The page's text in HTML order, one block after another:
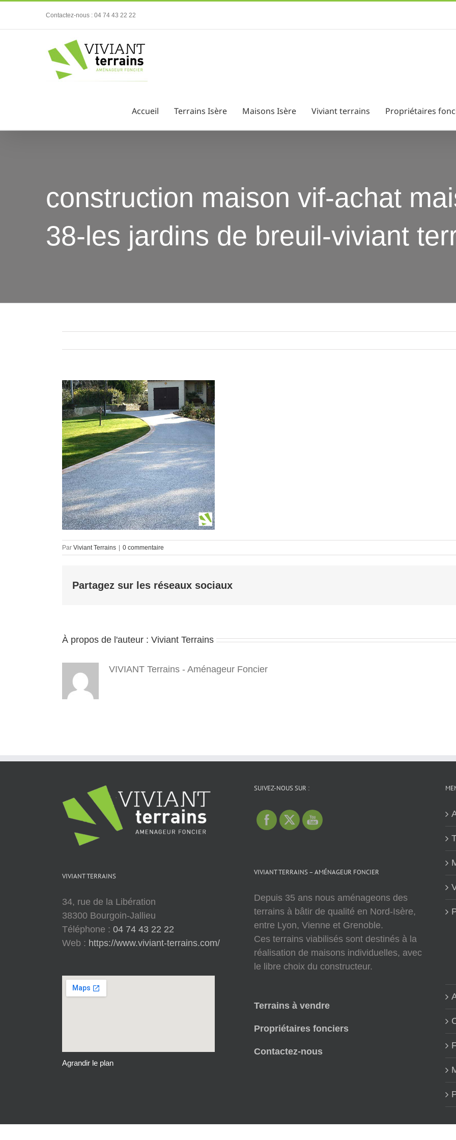
Contactez-nous : 04 74 43 22 22
Accueil Terrains Isère Maisons Isère Viviant terrains Propriétaires
construction maison vif-achat
38-les jardins de breuil-viviant
Par Viviant Terrains 0 commentaire
Partagez sur les réseaux sociaux
À propos de l'auteur : Viviant Terrains
VIVIANT Terrains - Aménageur Foncier
VIVIANT TERRAINS
34, rue de la Libération
38300 Bourgoin-Jallieu
Téléphone : 04 74 43 22 22
Web : https://www.viviant-terrains.com/
Agrandir le plan
SUIVEZ-NOUS SUR :
VIVIANT TERRAINS – AMÉNAGEUR FONCIER
Depuis 35 ans nous aménageons des
terrains à bâtir de qualité en Nord-Isère,
entre Lyon, Vienne et Grenoble.
Ces terrains viabilisés sont destinés à la
réalisation de maisons individuelles, avec
le libre choix du constructeur.
Terrains à vendre
Propriétaires fonciers
Contactez-nous